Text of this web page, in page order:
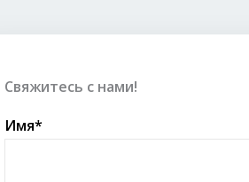
Свяжитесь с нами!
Имя*